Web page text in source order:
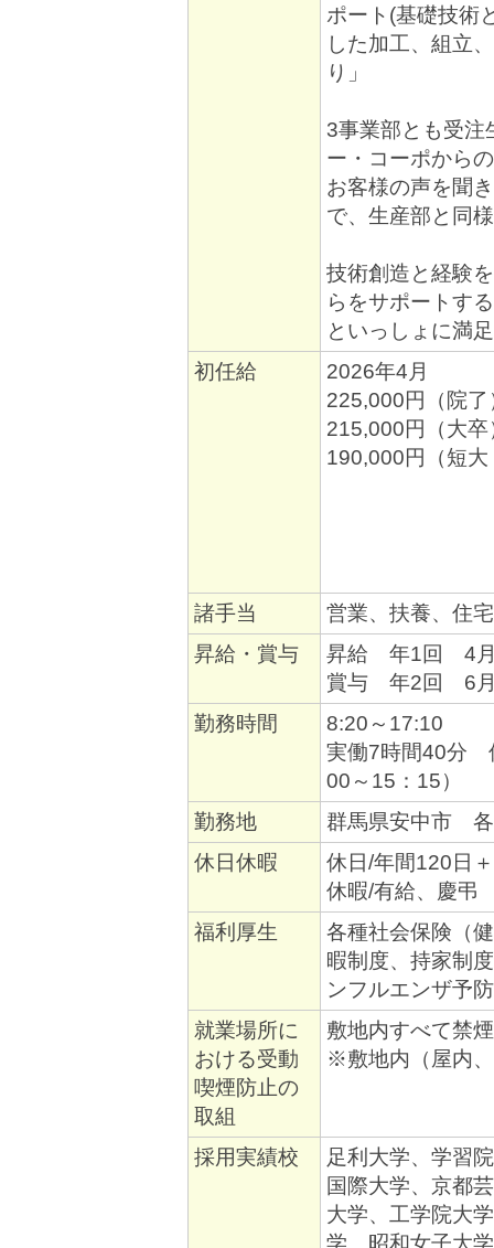
ポート(基礎技術
した加工、組立
り」
3事業部とも受注
ー・コーポから
お客様の声を聞
で、生産部と同
技術創造と経験
らをサポートす
といっしょに満
初任給
2026年4月
225,000円（院了
215,000円（大卒
190,000円（短
諸手当
営業、扶養、住
昇給・賞与
昇給 年1回 4
賞与 年2回 6
勤務時間
8:20～17:10
実働7時間40分
00～15：15）
勤務地
群馬県安中市
休日休暇
休日/年間120日
休暇/有給、慶弔
福利厚生
各種社会保険（
暇制度、持家制
ンフルエンザ予
就業場所に
おける受動
喫煙防止の
取組
敷地内すべて禁煙
※敷地内（屋内
採用実績校
足利大学、学習
国際大学、京都
大学、工学院大
学、昭和女子大